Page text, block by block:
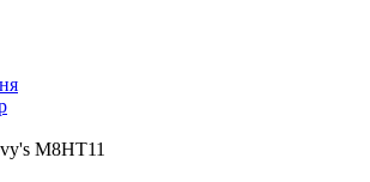
M8HT11